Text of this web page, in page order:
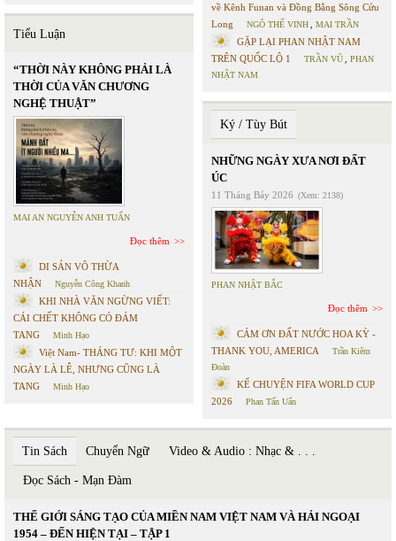
Tiểu Luận
“THỜI NÀY KHÔNG PHẢI LÀ
THỜI CỦA VĂN CHƯƠNG
NGHỆ THUẬT”
MAI AN NGUYỄN ANH TUẤN
Đọc thêm
DI SẢN VÔ THỪA
NHẬN
Nguyễn Công Khanh
KHI NHÀ VĂN NGỪNG VIẾT:
CÁI CHẾT KHÔNG CÓ ĐÁM
TANG
Minh Hạo
Việt Nam- THÁNG TƯ: KHI MỘT
NGÀY LÀ LỄ, NHƯNG CŨNG LÀ
TANG
Minh Hạo
về Kênh Funan và Đồng Bằng Sông Cửu
Long
NGÔ THẾ VINH MAI TRẦN
GẶP LẠI PHAN NHẬT NAM
TRÊN QUỐC LỘ 1
TRẦN VŨ
PHAN
NHẬT NAM
Ký / Tùy Bút
NHỮNG NGÀY XƯA NƠI ĐẤT
ÚC
11 Tháng Bảy 2026 (Xem: 2138)
PHAN NHẬT BẮC
Đọc thêm
CÁM ƠN ĐẤT NƯỚC HOA KỲ -
THANK YOU, AMERICA
Trần Kiêm
Đoàn
KỂ CHUYỆN FIFA WORLD CUP
2026
Phan Tấn Uẩn
Tin Sách Chuyển Ngữ Video & Audio : Nhạc & . . .
Đọc Sách - Mạn Đàm
THẾ GIỚI SÁNG TẠO CỦA MIỀN NAM VIỆT NAM VÀ HẢI NGOẠI
1954 – ĐẾN HIỆN TẠI – TẬP 1